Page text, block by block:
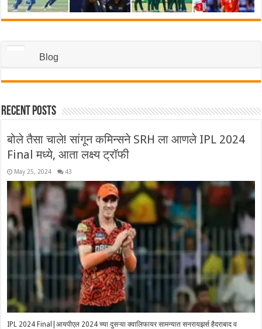
Blog
Recent Posts
बोले तैसा चाले! सांगून कमिन्सने SRH ला आणले IPL 2024
Final मध्ये, आता लक्ष्य ट्रॉफी
May 25, 2024 43
IPL 2024 Final|आयपीएल 2024 च्या दुसऱ्या क्वालिफायर सामन्यात सनरायझर्स हैदराबाद व